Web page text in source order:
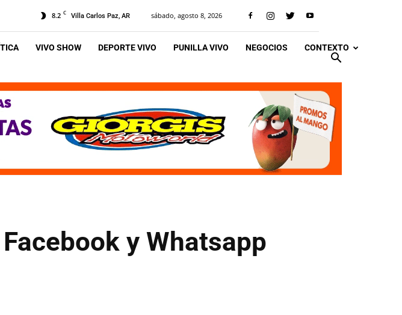
8.2 C Villa Carlos Paz, AR sábado, agosto 8, 2026
VIVO SHOW DEPORTE VIVO PUNILLA VIVO NEGOCIOS CONTEXTO
y Whatsapp